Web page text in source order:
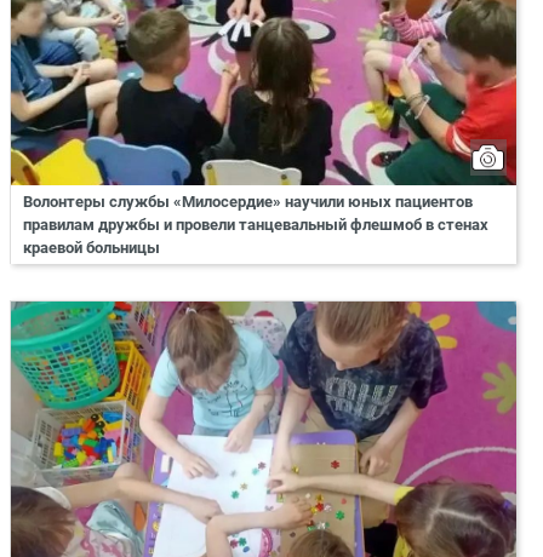
Волонтеры службы «Милосердие» научили юных пациентов
правилам дружбы и провели танцевальный флешмоб в стенах
краевой больницы